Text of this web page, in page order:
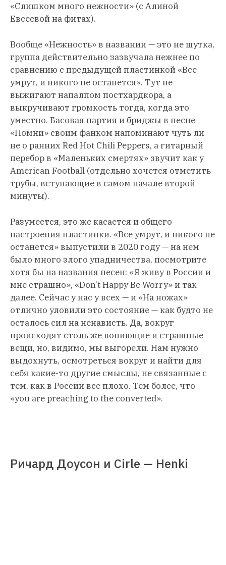
«Слишком много нежности» (с Алиной
Евсеевой на фитах).
Вообще «Нежность» в названии — это не шутка,
группа действительно зазвучала нежнее по
сравнению с предыдущей пластинкой «Все
умрут, и никого не останется». Тут не
выжигают напалпом постхардкора, а
выкручивают громкость тогда, когда это
уместно. Басовая партия и бриджы в песне
«Помни» своим фанком напоминают чуть ли
не о ранних Red Hot Chili Peppers, а гитарный
перебор в «Маленьких смертях» звучит как у
American Football (отдельно хочется отметить
трубы, вступающие в самом начале второй
минуты).
Разумеется, это же касается и общего
настроения пластинки. «Все умрут, и никого не
останется» выпустили в 2020 году — на нем
было много злого упадничества, посмотрите
хотя бы на названия песен: «Я живу в России и
мне страшно», «Don’t Happy Be Worry» и так
далее. Сейчас у нас у всех — и «На ножах»
отлично уловили это состояние — как будто не
осталось сил на ненависть. Да, вокруг
происходят столь же вопиющие и страшные
вещи, но, видимо, мы выгорели. Нам нужно
выдохнуть, осмотреться вокруг и найти для
себя какие-то другие смыслы, не связанные с
тем, как в России все плохо. Тем более, что
«you are preaching to the converted».
Ричард Доусон и Cirle — Henki